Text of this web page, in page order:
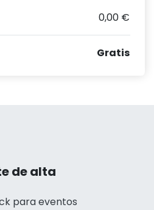
0,00 €
Gratis
de alta
para eventos